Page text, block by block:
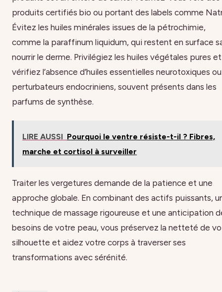
produits certifiés bio ou portant des labels comme
Évitez les huiles minérales issues de la pétrochimie,
comme la paraffinum liquidum, qui restent en surface
nourrir le derme. Privilégiez les huiles végétales pures et
vérifiez l’absence d’huiles essentielles neurotoxiques
perturbateurs endocriniens, souvent présents dans les
parfums de synthèse.
LIRE AUSSI Pourquoi le ventre résiste-t-il ? Fibres,
marche et cortisol à surveiller
Traiter les vergetures demande de la patience et une
approche globale. En combinant des actifs puissants,
technique de massage rigoureuse et une anticipation
besoins de votre peau, vous préservez la netteté de
silhouette et aidez votre corps à traverser ses
transformations avec sérénité.